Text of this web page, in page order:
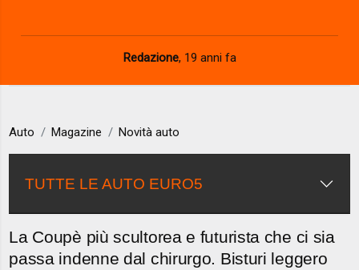
Redazione, 19 anni fa
Auto Magazine Novità auto
TUTTE LE AUTO EURO5
La Coupè più scultorea e futurista che ci sia
passa indenne dal chirurgo. Bisturi leggero